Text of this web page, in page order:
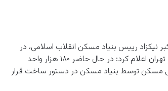
نیکزاد رییس بنیاد مسکن انقلاب اسلامی، در
مراسم آغاز عملیات اجرایی ۳۰۰۰ واحد مسکونی قرارگاه جهادی شهر تهران اعلام کرد: در حال حاضر ۱۸۰ هزار واحد
ملی مسکن توسط بنیاد مسکن در دستور ساخت قرار